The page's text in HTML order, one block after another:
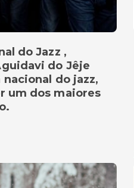
do Jazz ,
do Jêje
do jazz,
um dos maiores